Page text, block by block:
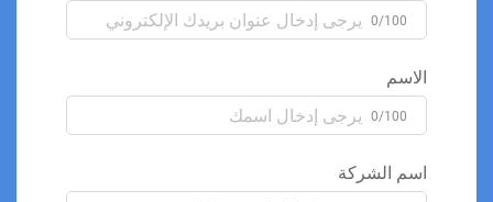
0/100
الاسم
0/100
اسم الشركة